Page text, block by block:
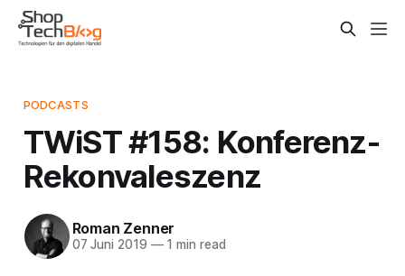
PODCASTS
TWiST #158: Konferenz-
Rekonvaleszenz
Roman Zenner
07 Juni 2019 —1 min read